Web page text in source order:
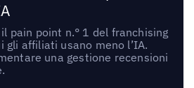
pain point n.° 1 del franchising
gli affiliati usano meno l’IA.
una gestione recensioni